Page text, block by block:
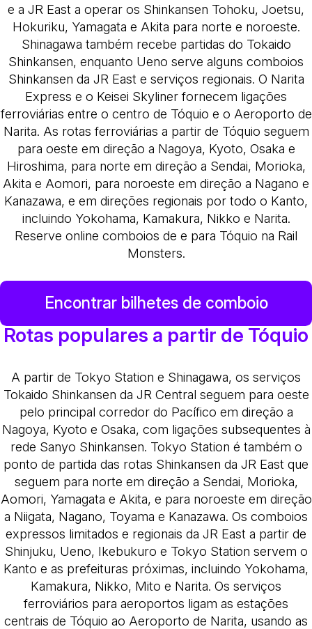
e a JR East a operar os Shinkansen Tohoku, Joetsu,
Hokuriku, Yamagata e Akita para norte e noroeste.
Shinagawa também recebe partidas do Tokaido
Shinkansen, enquanto Ueno serve alguns comboios
Shinkansen da JR East e serviços regionais. O Narita
Express e o Keisei Skyliner fornecem ligações
ferroviárias entre o centro de Tóquio e o Aeroporto de
Narita. As rotas ferroviárias a partir de Tóquio seguem
para oeste em direção a Nagoya, Kyoto, Osaka e
Hiroshima, para norte em direção a Sendai, Morioka,
Akita e Aomori, para noroeste em direção a Nagano e
Kanazawa, e em direções regionais por todo o Kanto,
incluindo Yokohama, Kamakura, Nikko e Narita.
Reserve online comboios de e para Tóquio na Rail
Monsters.
Encontrar bilhetes de comboio
Rotas populares a partir de Tóquio
A partir de Tokyo Station e Shinagawa, os serviços
Tokaido Shinkansen da JR Central seguem para oeste
pelo principal corredor do Pacífico em direção a
Nagoya, Kyoto e Osaka, com ligações subsequentes à
rede Sanyo Shinkansen. Tokyo Station é também o
ponto de partida das rotas Shinkansen da JR East que
seguem para norte em direção a Sendai, Morioka,
Aomori, Yamagata e Akita, e para noroeste em direção
a Niigata, Nagano, Toyama e Kanazawa. Os comboios
expressos limitados e regionais da JR East a partir de
Shinjuku, Ueno, Ikebukuro e Tokyo Station servem o
Kanto e as prefeituras próximas, incluindo Yokohama,
Kamakura, Nikko, Mito e Narita. Os serviços
ferroviários para aeroportos ligam as estações
centrais de Tóquio ao Aeroporto de Narita, usando as